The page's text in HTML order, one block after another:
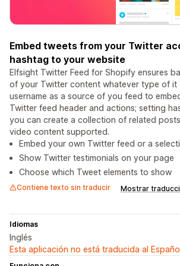
Embed tweets from your Twitter
hashtag to your website
Elfsight Twitter Feed for Shopify ensures
of your Twitter content whatever type of it
username as a source of you feed to
Twitter feed header and actions; setting
you can create a collection of related
video сontent supported.
Embed your own Twitter feed or a
Show Twitter testimonials on your page
Choose which Tweet elements to show
Contiene texto sin traducir Mostrar
Idiomas
Inglés
Esta aplicación no está traducida al Español